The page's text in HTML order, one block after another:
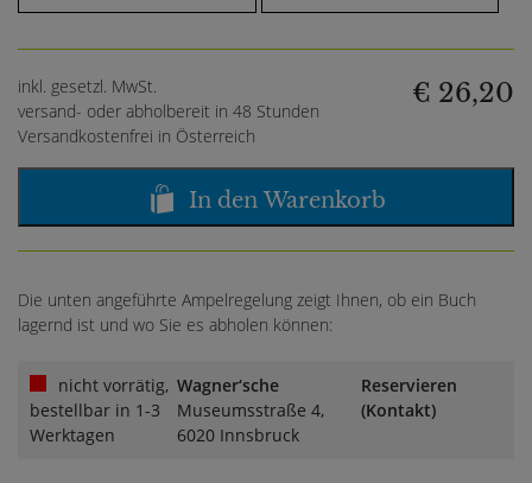
inkl. gesetzl. MwSt.
versand- oder abholbereit in 48 Stunden
Versandkostenfrei in Österreich
€ 26,20
In den Warenkorb
Die unten angeführte Ampelregelung zeigt Ihnen, ob ein Buch
lagernd ist und wo Sie es abholen können:
nicht vorrätig,
bestellbar in 1-3
Werktagen
Wagner‘sche
Museumsstraße 4,
6020 Innsbruck
Reservieren
(Kontakt)